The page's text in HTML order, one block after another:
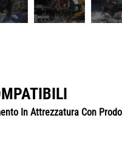
In Attrezzatura Con